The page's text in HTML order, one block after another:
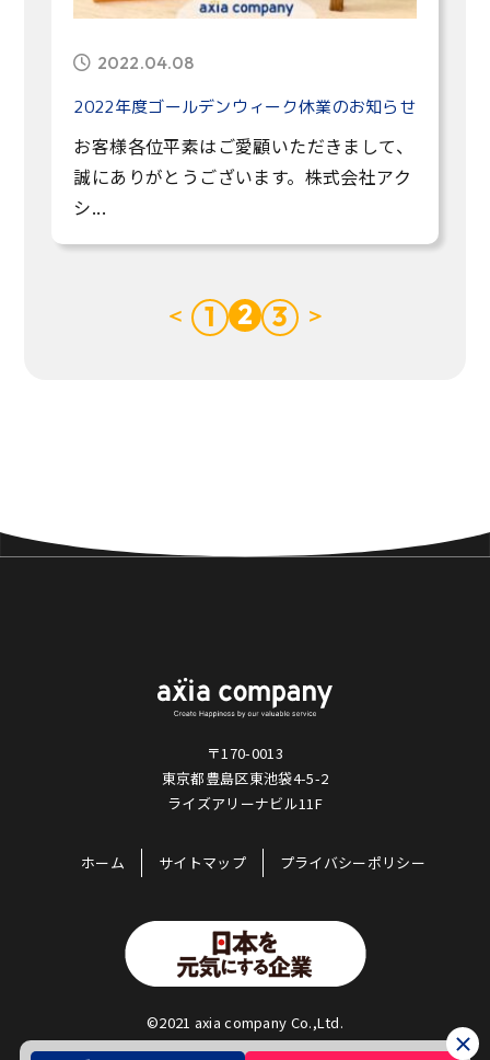
2022.04.08
2022年度ゴールデンウィーク休業のお知らせ
お客様各位平素はご愛顧いただきまして、
誠にありがとうございます。株式会社アク
シ...
＜ 1 2 3 ＞
〒170-0013
東京都豊島区東池袋4-5-2
ライズアリーナビル11F
ホーム サイトマップ プライバシーポリシー
©2021 axia company Co.,Ltd.